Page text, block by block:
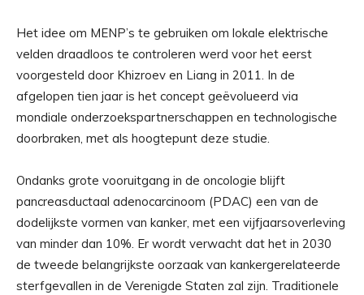
Het idee om MENP’s te gebruiken om lokale elektrische
velden draadloos te controleren werd voor het eerst
voorgesteld door Khizroev en Liang in 2011. In de
afgelopen tien jaar is het concept geëvolueerd via
mondiale onderzoekspartnerschappen en technologische
doorbraken, met als hoogtepunt deze studie.
Ondanks grote vooruitgang in de oncologie blijft
pancreasductaal adenocarcinoom (PDAC) een van de
dodelijkste vormen van kanker, met een vijfjaarsoverleving
van minder dan 10%. Er wordt verwacht dat het in 2030
de tweede belangrijkste oorzaak van kankergerelateerde
sterfgevallen in de Verenigde Staten zal zijn. Traditionele